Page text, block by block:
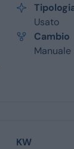
Usato
Cambio
Manuale
KW